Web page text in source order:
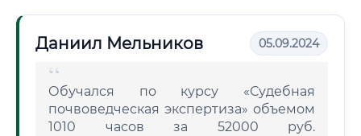
Даниил Мельников 05.09.2024
Обучался по курсу «Судебная
почвоведческая экспертиза» объемом
1010 часов за 52000 руб.